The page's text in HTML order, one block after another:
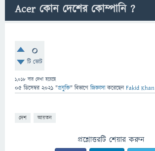
Acer কোন দেশের কোম্পানি ?
0
টি ভোট
1,018 বার দেখা হয়েছে
05 ডিসেম্বর 2021 "প্রযুক্তি" বিভাগে জিজ্ঞাসাকরেছেনFakid Khan
দেশ আয়তন
প্রশ্নোত্তরটি শেয়ার করুন